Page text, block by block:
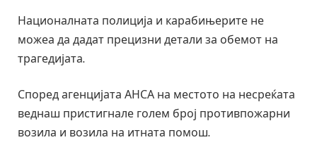
Националната полиција и карабињерите не
можеа да дадат прецизни детали за обемот на
трагедијата.
Според агенцијата АНСА на местото на несреќата
веднаш пристигнале голем број противпожарни
возила и возила на итната помош.